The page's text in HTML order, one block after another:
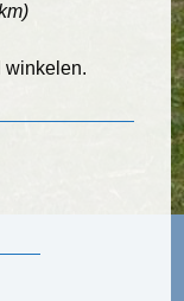
winkelen.